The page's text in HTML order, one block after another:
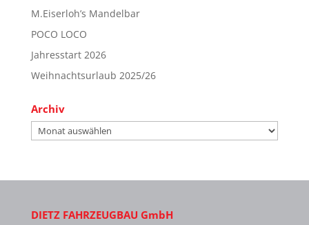
M.Eiserloh’s Mandelbar
POCO LOCO
Jahresstart 2026
Weihnachtsurlaub 2025/26
Archiv
Archiv
DIETZ FAHRZEUGBAU GmbH